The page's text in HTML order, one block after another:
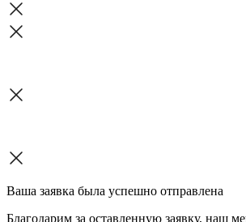
Ваша заявка была успешно отправлена
Благодарим за оставленную заявку, наш